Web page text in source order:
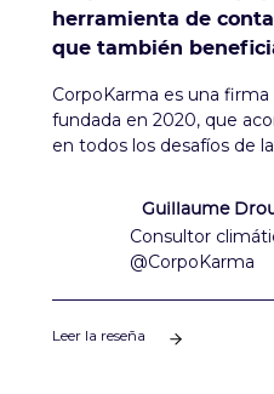
herramienta de
que también
CorpoKarma es una
fundada en 2020, que
en todos los desafíos de
desafíos energéticos y
equipo está compuesto
testimonio, Guillaume
Sami para acompañar a
y desventajas de la
Guillaume
Consultor
@CorpoKarma
Leer la reseña